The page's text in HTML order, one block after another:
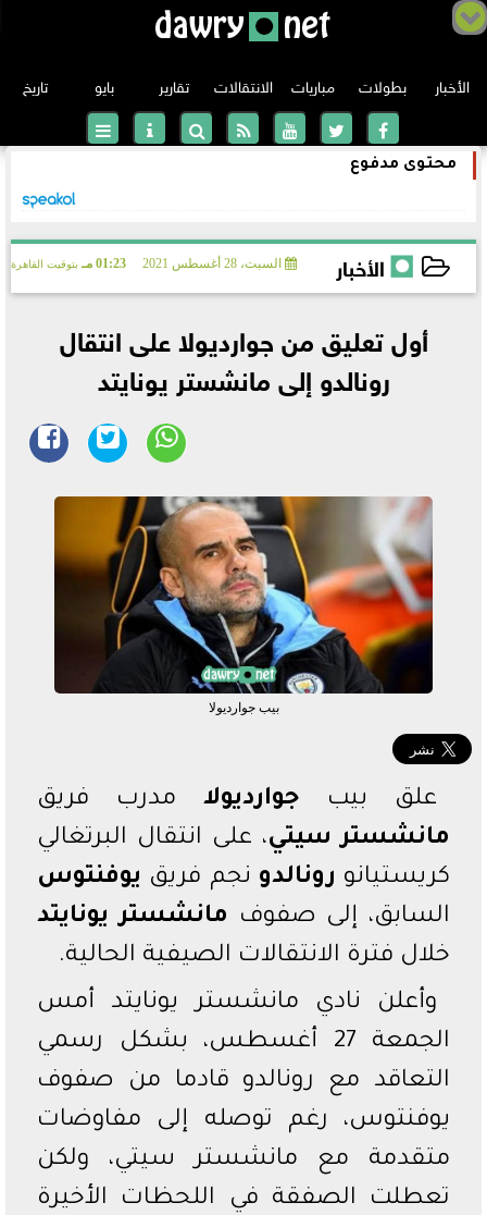
الأخبار بطولات
الدوري الإسباني
الدوري الإيطالي
الدوري الألماني
دوري أبطال أوروبا
الدوري السعودي
الدوري المصري
دوري أبطال أفريقيا
مباريات الانتقالات تقارير بايو تاريخ
محتوى مدفوع
الأخبار السبت، 28 أغسطس 2021 01:23 مـ بتوقيت القاهرة
أول تعليق من جوارديولا على انتقال
رونالدو إلى مانشستر يونايتد
بيب جوارديولا
علق بيب جوارديولا مدرب فريق
مانشستر سيتي، على انتقال البرتغالي
كريستيانو رونالدو نجم فريق يوفنتوس
السابق، إلى صفوف مانشستر يونايتد
خلال فترة الانتقالات الصيفية الحالية.
وأعلن نادي مانشستر يونايتد أمس
الجمعة 27 أغسطس، بشكل رسمي
التعاقد مع رونالدو قادما من صفوف
يوفنتوس، رغم توصله إلى مفاوضات
متقدمة مع مانشستر سيتي، ولكن
تعطلت الصفقة في اللحظات الأخيرة